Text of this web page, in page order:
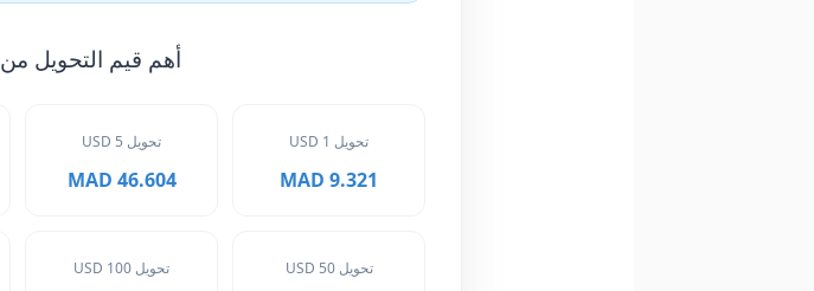
أهم قيم التحويل من USD إلى MAD
تحويل 1 USD
9.321 MAD
تحويل 5 USD
46.604 MAD
تحويل 50 USD تحويل 100 USD